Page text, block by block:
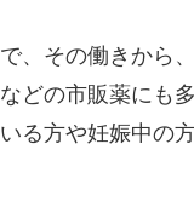
、その働きから
どの市販薬にも
る方や妊娠中の